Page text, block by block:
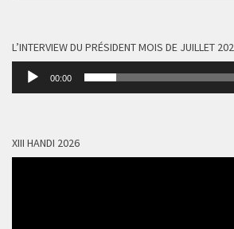
L’INTERVIEW DU PRÉSIDENT MOIS DE JUILLET
Lecteur
00:00
XIII HANDI 2026